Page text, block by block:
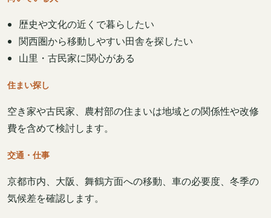
歴史や文化の近くで暮らしたい
関西圏から移動しやすい田舎を探したい
山里・古民家に関心がある
住まい探し
空き家や古民家、農村部の住まいは地域との関係性や改修
費を含めて検討します。
交通・仕事
京都市内、大阪、舞鶴方面への移動、車の必要度、冬季の
気候差を確認します。